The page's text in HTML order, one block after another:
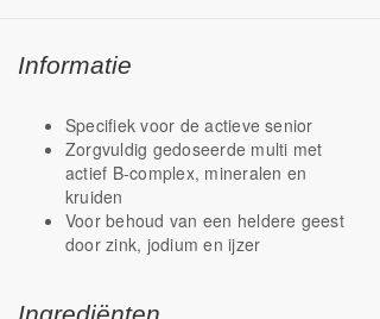
Informatie
Specifiek voor de actieve senior
Zorgvuldig gedoseerde multi met
actief B-complex, mineralen en
kruiden
Voor behoud van een heldere geest
door zink, jodium en ijzer